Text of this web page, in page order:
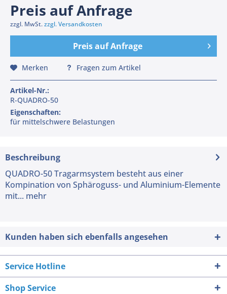
Preis auf Anfrage
zzgl. MwSt.zzgl. Versandkosten
Preis auf Anfrage
Merken Fragen zum Artikel
Artikel-Nr.:
R-QUADRO-50
Eigenschaften:
für mittelschwere Belastungen
Beschreibung
QUADRO-50 Tragarmsystem besteht aus einer
Kompination von Sphäroguss- und Aluminium-Elemente
mit... mehr
Kunden haben sich ebenfalls angesehen
Service Hotline
Shop Service